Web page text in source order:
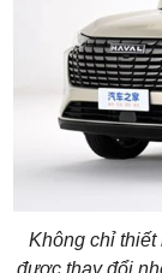
Không chỉ
được thay đổi